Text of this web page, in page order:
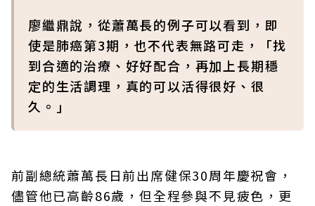
廖繼鼎說，從蕭萬長的例子可以看到，即
使是肺癌第3期，也不代表無路可走，「找
到合適的治療、好好配合，再加上長期穩
定的生活調理，真的可以活得很好、很
久。」
前副總統蕭萬長日前出席健保30周年慶祝會，
儘管他已高齡86歲，但全程參與不見疲色，更